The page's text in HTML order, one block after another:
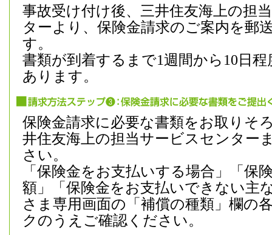
事故受け付け後、三井住友海上の担
ターより、保険金請求のご案内を郵
す。
書類が到着するまで1週間から10日
あります。
保険金請求に必要な書類をお取りそ
井住友海上の担当サービスセンター
さい。
「保険金をお支払いする場合」「保
額」「保険金をお支払いできない主
さま専用画面の「補償の種類」欄の
クのうえご確認ください。